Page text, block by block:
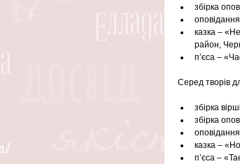
збірка
казка –
район,
п’єса –
Серед творів
збірка
збірка
казка –
п’єса –